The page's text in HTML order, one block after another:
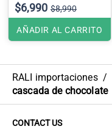
$6,990 $8,990
AÑADIR AL CARRITO
RALI importaciones /
cascada de chocolate
CONTACT US